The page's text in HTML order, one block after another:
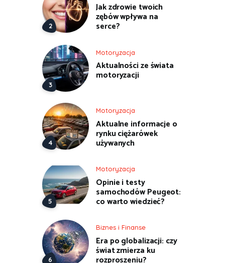
Jak zdrowie twoich
zębów wpływa na
serce?
Motoryzacja
Aktualności ze świata
motoryzacji
Motoryzacja
Aktualne informacje o
rynku ciężarówek
używanych
Motoryzacja
Opinie i testy
samochodów Peugeot:
co warto wiedzieć?
Biznes i Finanse
Era po globalizacji: czy
świat zmierza ku
rozproszeniu?